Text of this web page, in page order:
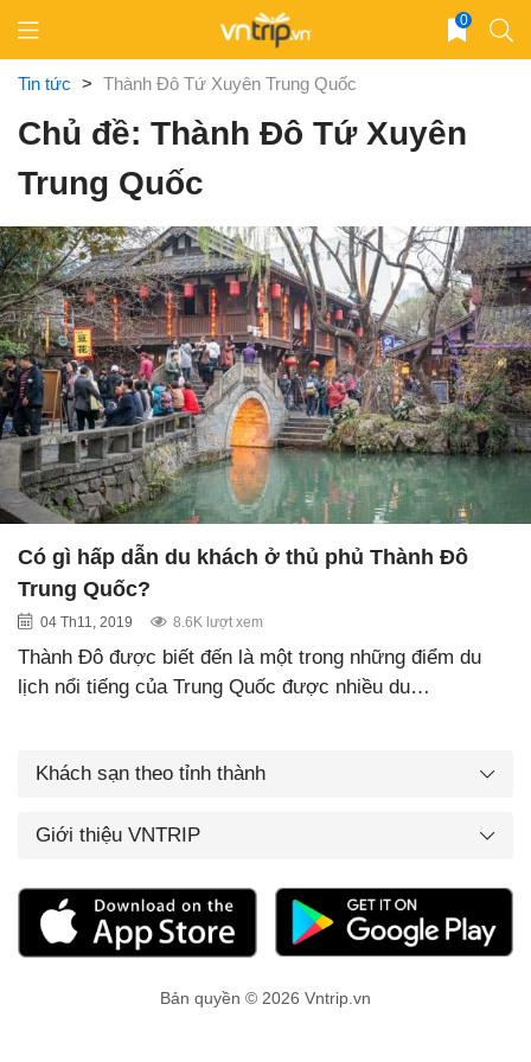
content
0
Tin tức > Thành Đô Tứ Xuyên Trung Quốc
Chủ đề: Thành Đô Tứ Xuyên
Trung Quốc
Có gì hấp dẫn du khách ở thủ phủ Thành Đô
Trung Quốc?
04 Th11, 2019 8.6K lượt xem
Thành Đô được biết đến là một trong những điểm du
lịch nổi tiếng của Trung Quốc được nhiều du…
Khách sạn theo tỉnh thành
Giới thiệu VNTRIP
Bản quyền © 2026 Vntrip.vn